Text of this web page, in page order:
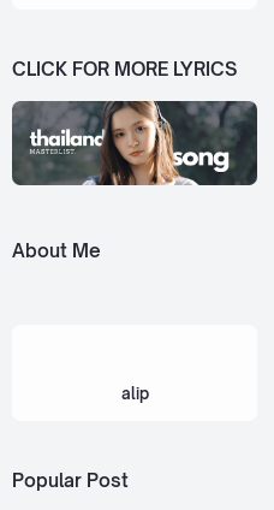
CLICK FOR MORE LYRICS
About Me
alip
Popular Post